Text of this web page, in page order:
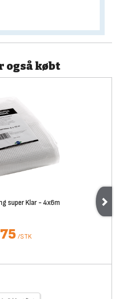
også købt
super Klar - 4x6m
/STK